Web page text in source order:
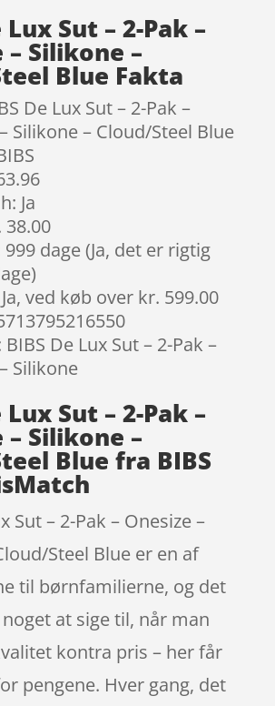
Lux Sut – 2-Pak –
– Silikone –
Blue Fakta
De Lux Sut – 2-Pak –
Silikone – Cloud/Steel Blue
Ja
38.00
dage (Ja, det er rigtig
ved køb over kr. 599.00
De Lux Sut – 2-Pak –
Silikone
Lux Sut – 2-Pak –
– Silikone –
Blue fra BIBS
Sut – 2-Pak – Onesize –
Steel Blue er en af
til børnfamilierne, og det
at sige til, når man
kontra pris – her får
pengene. Hver gang, det